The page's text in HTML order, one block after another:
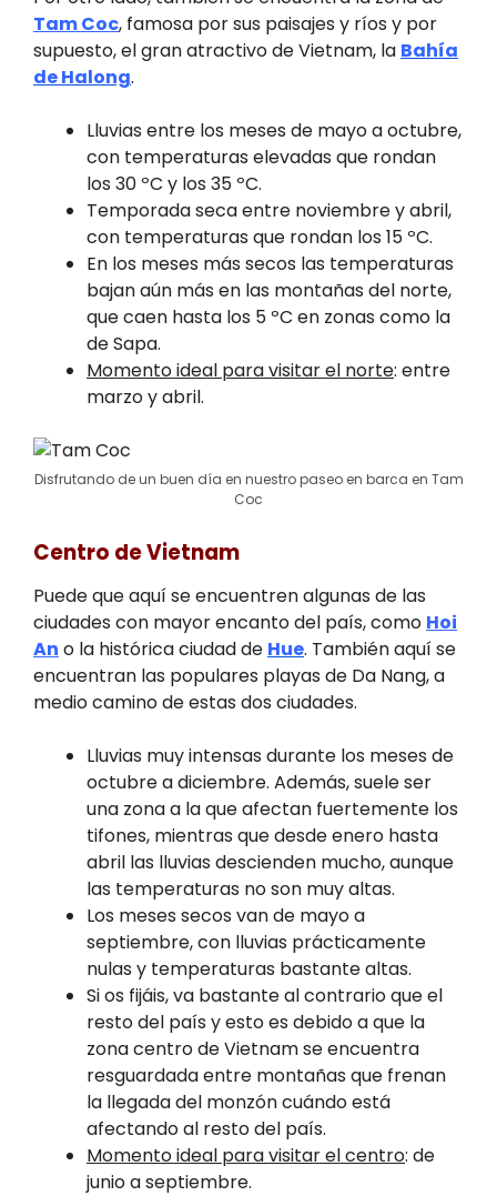
Tam Coc, famosa por sus paisajes y ríos y por
supuesto, el gran atractivo de Vietnam, la Bahía
de Halong.
Lluvias entre los meses de mayo a octubre,
con temperaturas elevadas que rondan
los 30 ºC y los 35 ºC.
Temporada seca entre noviembre y abril,
con temperaturas que rondan los 15 ºC.
En los meses más secos las temperaturas
bajan aún más en las montañas del norte,
que caen hasta los 5 ºC en zonas como la
de Sapa.
Momento ideal para visitar el norte: entre
marzo y abril.
Disfrutando de un buen día en nuestro paseo en barca en Tam
Coc
Centro de Vietnam
Puede que aquí se encuentren algunas de las
ciudades con mayor encanto del país, como Hoi
An o la histórica ciudad de Hue. También aquí se
encuentran las populares playas de Da Nang, a
medio camino de estas dos ciudades.
Lluvias muy intensas durante los meses de
octubre a diciembre. Además, suele ser
una zona a la que afectan fuertemente los
tifones, mientras que desde enero hasta
abril las lluvias descienden mucho, aunque
las temperaturas no son muy altas.
Los meses secos van de mayo a
septiembre, con lluvias prácticamente
nulas y temperaturas bastante altas.
Si os fijáis, va bastante al contrario que el
resto del país y esto es debido a que la
zona centro de Vietnam se encuentra
resguardada entre montañas que frenan
la llegada del monzón cuándo está
afectando al resto del país.
Momento ideal para visitar el centro: de
junio a septiembre.